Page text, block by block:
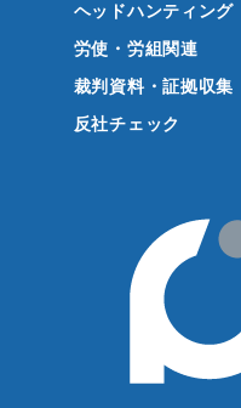
ヘッドハンティング
労使・労組関連
裁判資料・証拠収集
反社チェック